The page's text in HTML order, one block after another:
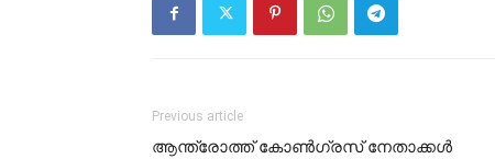
Previous article
ആന്ത്രോത്ത് കോൺഗ്രസ് നേതാക്കൾ